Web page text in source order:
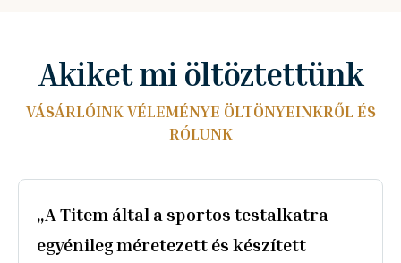
Akiket mi öltöztettünk
VÁSÁRLÓINK VÉLEMÉNYE ÖLTÖNYEINKRŐL ÉS
RÓLUNK
„Nagyon szép, igazán személyre szabott
öltönyt készítettek nekünk, minden